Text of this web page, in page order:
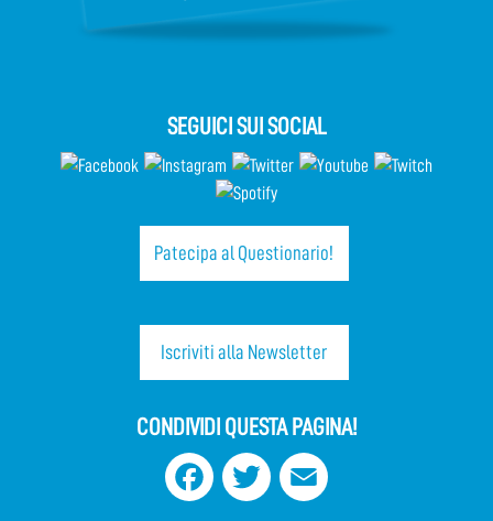
SEGUICI SUI SOCIAL
Patecipa al Questionario!
Iscriviti alla Newsletter
CONDIVIDI QUESTA PAGINA!
Facebook Twitter